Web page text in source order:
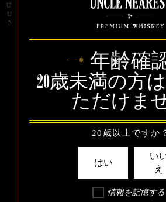
Uncle Nearest Premium Whiskey is wholly and
UNCLE NEAREST, THE BEST WHISKEY MAKER
NATHAN GREEN, NEAREST GREEN, and DRINK
年齢確
20歳未満の方
ただけま
20歳以上ですか
はい
い
え
情報を記憶する